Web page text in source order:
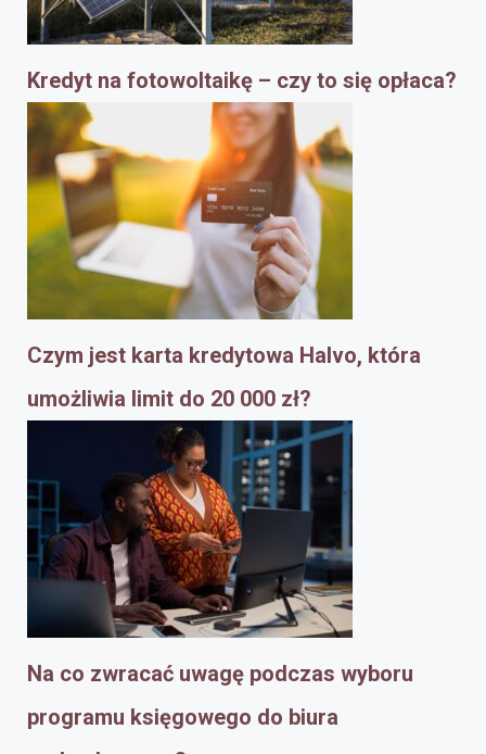
Kredyt na fotowoltaikę – czy to się opłaca?
Czym jest karta kredytowa Halvo, która
umożliwia limit do 20 000 zł?
Na co zwracać uwagę podczas wyboru
programu księgowego do biura